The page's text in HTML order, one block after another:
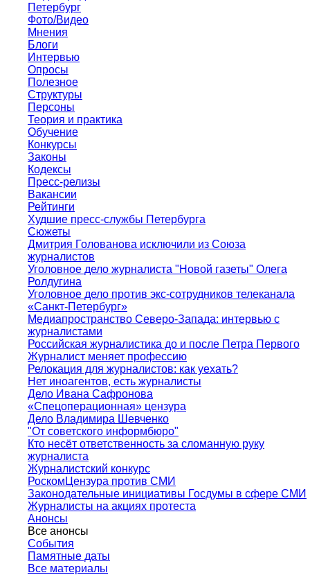
Петербург
Фото/Видео
Мнения
Блоги
Интервью
Опросы
Полезное
Структуры
Персоны
Теория и практика
Обучение
Конкурсы
Законы
Кодексы
Пресс-релизы
Вакансии
Рейтинги
Худшие пресс-службы Петербурга
Сюжеты
Дмитрия Голованова исключили из Союза
журналистов
Уголовное дело журналиста "Новой газеты" Олега
Ролдугина
Уголовное дело против экс-сотрудников телеканала
«Санкт-Петербург»
Медиапространство Северо-Запада: интервью с
журналистами
Российская журналистика до и после Петра Первого
Журналист меняет профессию
Релокация для журналистов: как уехать?
Нет иноагентов, есть журналисты
Дело Ивана Сафронова
«Спецоперационная» цензура
Дело Владимира Шевченко
"От советского информбюро"
Кто несёт ответственность за сломанную руку
журналиста
Журналистский конкурс
РоскомЦензура против СМИ
Законодательные инициативы Госдумы в сфере СМИ
Журналисты на акциях протеста
Анонсы
Все анонсы
События
Памятные даты
Все материалы